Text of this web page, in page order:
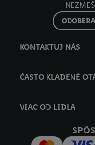
KONTAKTUJ NÁS
ČASTO KLADENÉ
VIAC OD LIDLA